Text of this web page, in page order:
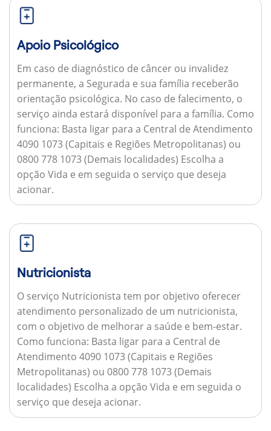
Apoio Psicológico
Em caso de diagnóstico de câncer ou invalidez
permanente, a Segurada e sua família receberão
orientação psicológica. No caso de falecimento, o
serviço ainda estará disponível para a família. Como
funciona: Basta ligar para a Central de Atendimento
4090 1073 (Capitais e Regiões Metropolitanas) ou
0800 778 1073 (Demais localidades) Escolha a
opção Vida e em seguida o serviço que deseja
acionar.
Nutricionista
O serviço Nutricionista tem por objetivo oferecer
atendimento personalizado de um nutricionista,
com o objetivo de melhorar a saúde e bem-estar.
Como funciona: Basta ligar para a Central de
Atendimento 4090 1073 (Capitais e Regiões
Metropolitanas) ou 0800 778 1073 (Demais
localidades) Escolha a opção Vida e em seguida o
serviço que deseja acionar.